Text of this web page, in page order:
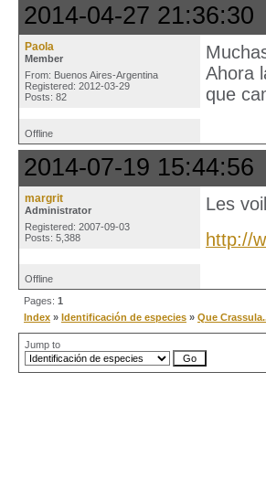
2014-04-27 21:36:30
Paola
Member
From: Buenos Aires-Argentina
Registered: 2012-03-29
Posts: 82
Ahora
que
Offline
2014-07-19 15:44:56
margrit
Administrator
Registered: 2007-09-03
Posts: 5,388
Les
http://
Offline
Pages: 1
Index » Identificación de especies » Que
Jump to